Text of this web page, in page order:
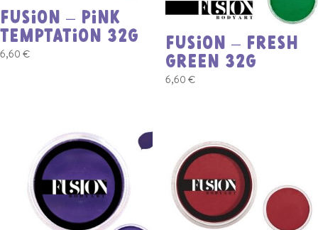
FUSION – PINK
TEMPTATION 32G
6,60 €
FUSION – FRESH
GREEN 32G
6,60 €